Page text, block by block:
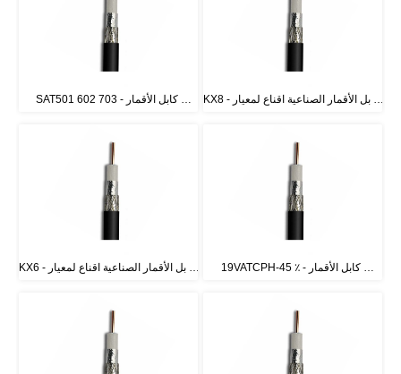
SAT501 602 703 - كابل الأقمار
KX8 - كابل الأقمار الصناعية اقناع لمعيار
KX6 - كابل الأقمار الصناعية اقناع لمعيار
19VATCPH-45 ٪ - كابل الأقمار